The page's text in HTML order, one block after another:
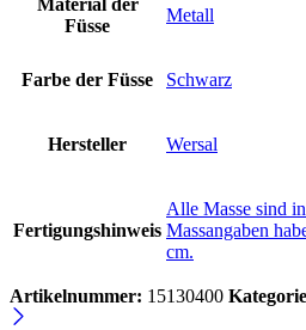
Material der
Füsse
Metall
Farbe der Füsse Schwarz
Hersteller Wersal
Fertigungshinweis
Alle Masse sind
Massangaben
cm.
Artikelnummer: 15130400